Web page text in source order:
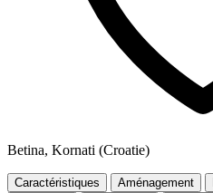
Betina, Kornati (Croatie)
Caractéristiques Aménagement